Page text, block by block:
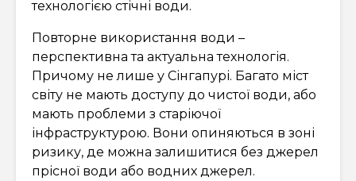
технологією стічні води.
Повторне використання води –
перспективна та актуальна технологія.
Причому не лише у Сінгапурі. Багато міст
світу не мають доступу до чистої води, або
мають проблеми з старіючої
інфраструктурою. Вони опиняються в зоні
ризику, де можна залишитися без джерел
прісної води або водних джерел.